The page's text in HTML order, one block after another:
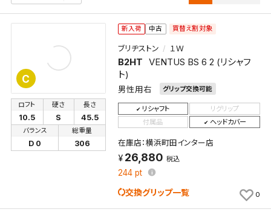
C
新入荷 中古 買替え割対象
ブリヂストン １Ｗ
B2HT VENTUS BS 6 2 (リシャフ
ト)
男性用右 グリップ交換可能
ロフト
10.5
硬さ
S
長さ
45.5
バランス
D 0
総重量
306
リシャフト
リグリップ
付属品
ヘッドカバー
在庫店：横浜町田インター店
26,880 税込
244 pt
交換グリップ一覧 0